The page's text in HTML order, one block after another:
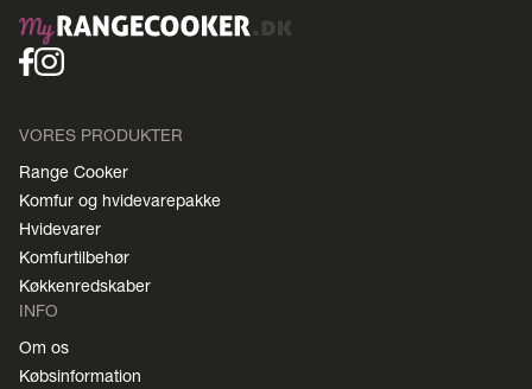
VORES PRODUKTER
Range Cooker
Komfur og hvidevarepakke
Hvidevarer
Komfurtilbehør
Køkkenredskaber
INFO
Om os
Købsinformation